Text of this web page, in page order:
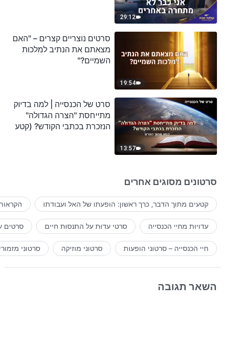
29:12
19:54
סרטים נוצריים קצרים – "האם
מצאתם את הנתיב למלכות
השמיים?"
13:57
סרט של הכנסייה | למה בדיוק
מתייחסת "הצרה הגדולה"
הנזכרת בכתבי הקודש? (קטע
סרטונים מסוגים אחרים
קטעים מתוך הדבר, כרך ראשון: הופעתו של האל ועבודתו
עדויות מחיי הכנסייה סרטי עדוּת על התנסוּת חיים סרטים
חיי הכנסייה – סרטוני הופעות סרטוני מוזיקה סרטוני
השאר תגובה